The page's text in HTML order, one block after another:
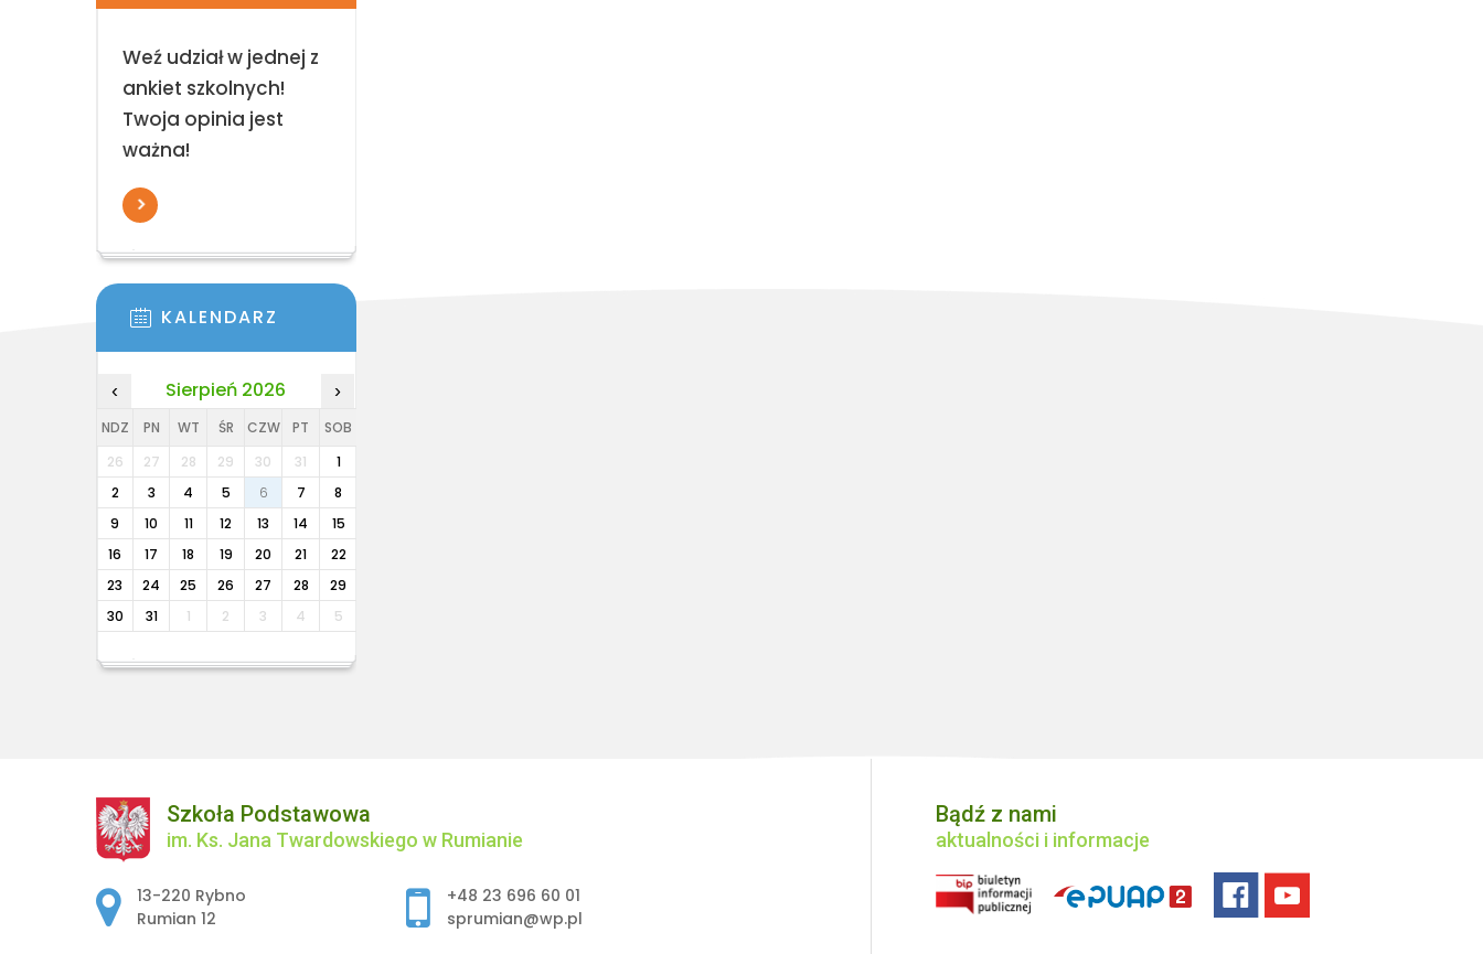
Weź udział w jednej z
ankiet szkolnych!
Twoja opinia jest
ważna!
KALENDARZ
‹ Sierpień 2026 ›
NDZ PN WT ŚR CZW PT
SOB
26
27 28 29 30 31
1
2
3 4 5 6 7
8
9
10 11 12 13 14
15
16
17 18 19 20 21
22
23
24 25 26 27 28
29
30
31 1 2 3 4 5
Szkoła Podstawowa
im. Ks. Jana Twardowskiego w Rumianie
Adres pocztowy:
13-220 Rybno
Rumian 12
+48 23 696 60 01
sprumian@wp.pl
Bądź z nami
aktualności i informacje